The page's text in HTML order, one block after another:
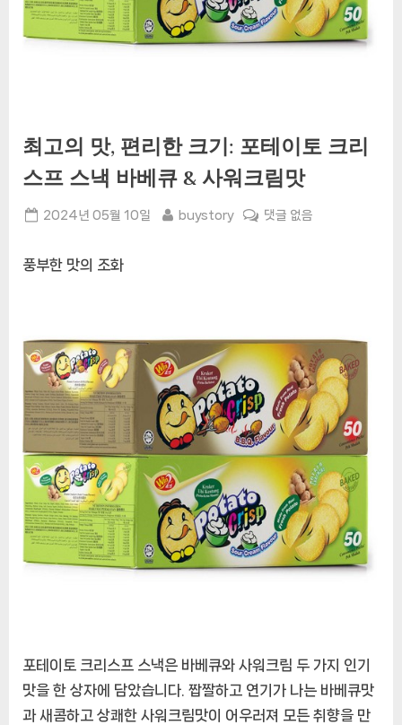
최고의 맛, 편리한 크기: 포테이토 크리
스프 스낵 바베큐 & 사워크림맛
Posted
2024년 05월 10일 By
buystory
최
한
크
기:
포
테
이
토
크
리
스
프
스
&
사
워
댓글 없음
풍부한 맛의 조화
포테이토 크리스프 스낵은 바베큐와 사워크림 두 가지 인기
맛을 한 상자에 담았습니다. 짭짤하고 연기가 나는 바베큐맛
과 새콤하고 상쾌한 사워크림맛이 어우러져 모든 취향을 만